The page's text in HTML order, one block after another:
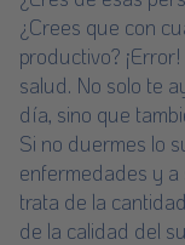
¿Crees que con
productivo?
salud. No solo te
día, sino que
Si no duermes lo
enfermedades y
trata de la
de la calidad del